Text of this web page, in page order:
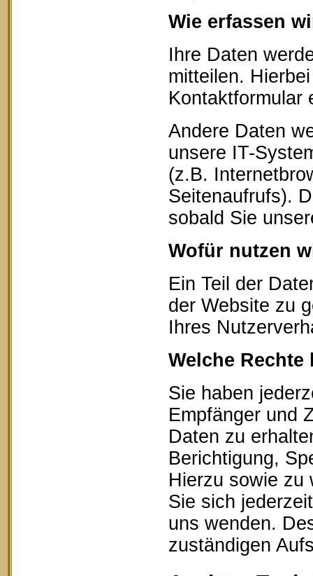
Wie erfassen
Ihre Daten
mitteilen.
Kontaktformular
Andere Daten
unsere IT-
(z.B.
Seitenaufrufs).
sobald Sie
Wofür nutzen
Ein Teil der
der Website zu
Ihres
Welche
Sie haben
Empfänger und
Daten zu
Berichtigung,
Hierzu sowie zu
Sie sich
uns wenden.
zuständigen